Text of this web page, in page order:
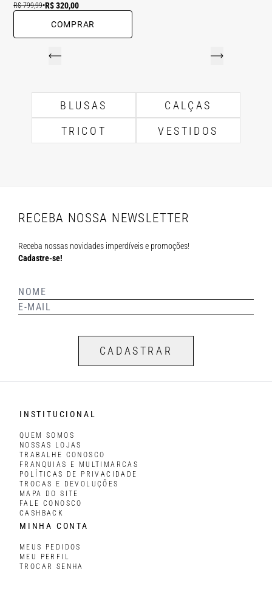
R$ 799,99•R$ 320,00
COMPRAR
BLUSAS
CALÇAS
TRICOT
VESTIDOS
RECEBA NOSSA NEWSLETTER
Receba nossas novidades imperdíveis e promoções!
Cadastre-se!
CADASTRAR
INSTITUCIONAL
QUEM SOMOS
NOSSAS LOJAS
TRABALHE CONOSCO
FRANQUIAS E MULTIMARCAS
POLÍTICAS DE PRIVACIDADE
TROCAS E DEVOLUÇÕES
MAPA DO SITE
FALE CONOSCO
CASHBACK
MINHA CONTA
MEUS PEDIDOS
MEU PERFIL
TROCAR SENHA